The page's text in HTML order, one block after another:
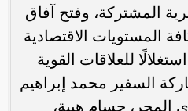
المشتركة، وفتح آفاق
المستويات الاقتصادية
للعلاقات القوية
السفير محمد إبراهيم
المجر، حسام هيبة،